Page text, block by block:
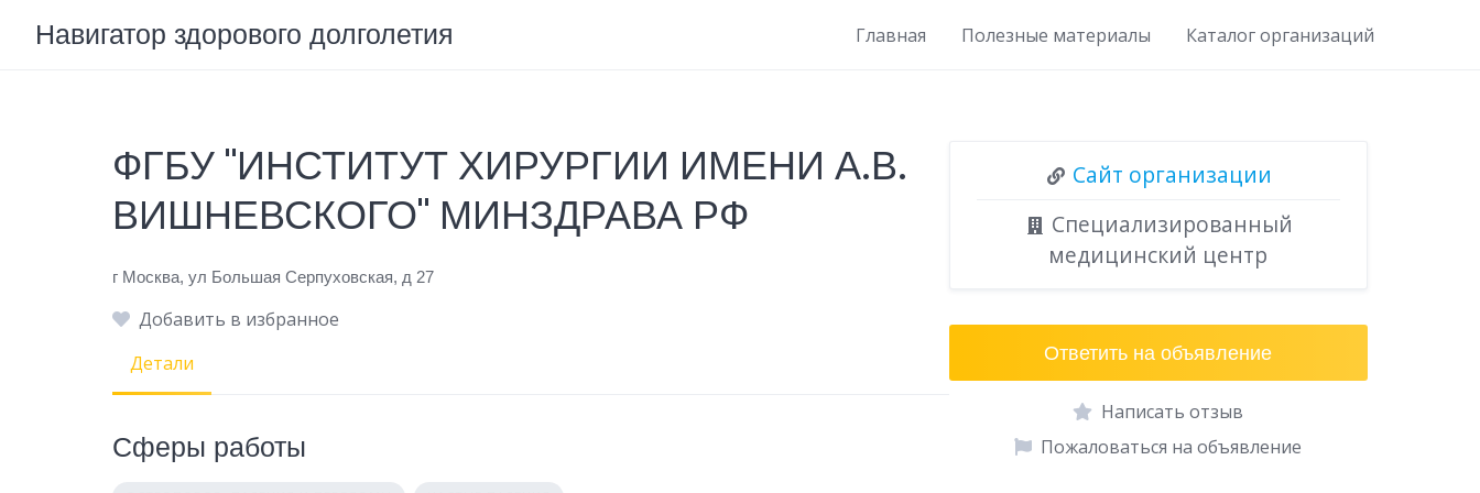
Навигатор здорового долголетия Главная Полезные материалы Каталог организаций
ФГБУ "ИНСТИТУТ ХИРУРГИИ ИМЕНИ А.В.
ВИШНЕВСКОГО" МИНЗДРАВА РФ
г Москва, ул Большая Серпуховская, д 27
Добавить в избранное
Детали
Сферы работы
Сайт организации
Специализированный
медицинский центр
Ответить на объявление
Написать отзыв
Пожаловаться на объявление